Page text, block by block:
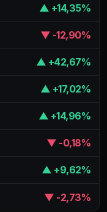
▲ +14,35%
▼ -12,90%
▲ +42,67%
▲ +17,02%
▲ +14,96%
▼ -0,18%
▲ +9,62%
▼ -2,73%